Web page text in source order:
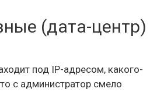
(дата-центр)
под IP-адресом, какого-
с администратор смело